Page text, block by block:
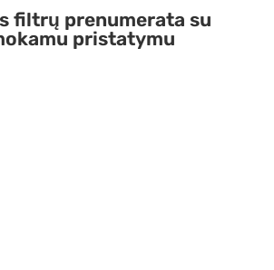
filtrų prenumerata su
pristatymu